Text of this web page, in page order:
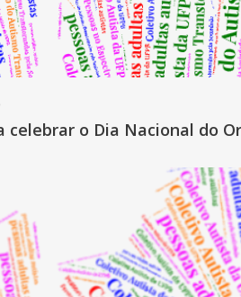
celebrar o Dia Nacional do